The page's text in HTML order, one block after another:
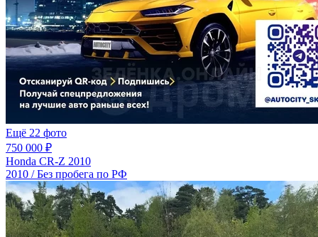
Ещё 22 фото
750 000 ₽
Honda CR-Z 2010
2010 / Без пробега по РФ